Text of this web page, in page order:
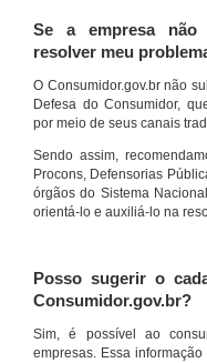
Se a empresa não
resolver meu
O Consumidor.gov.br não
Defesa do Consumidor,
por meio de seus canais
Sendo assim,
Procons, Defensorias
órgãos do Sistema
orientá-lo e auxiliá-lo na
Posso sugerir o
Consumidor.gov.br?
Sim, é possível ao
empresas. Essa